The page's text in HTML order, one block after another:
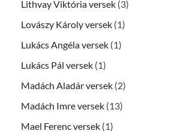
Lithvay Viktória versek (3)
Lovászy Károly versek (1)
Lukács Angéla versek (1)
Lukács Pál versek (1)
Madách Aladár versek (2)
Madách Imre versek (13)
Mael Ferenc versek (1)